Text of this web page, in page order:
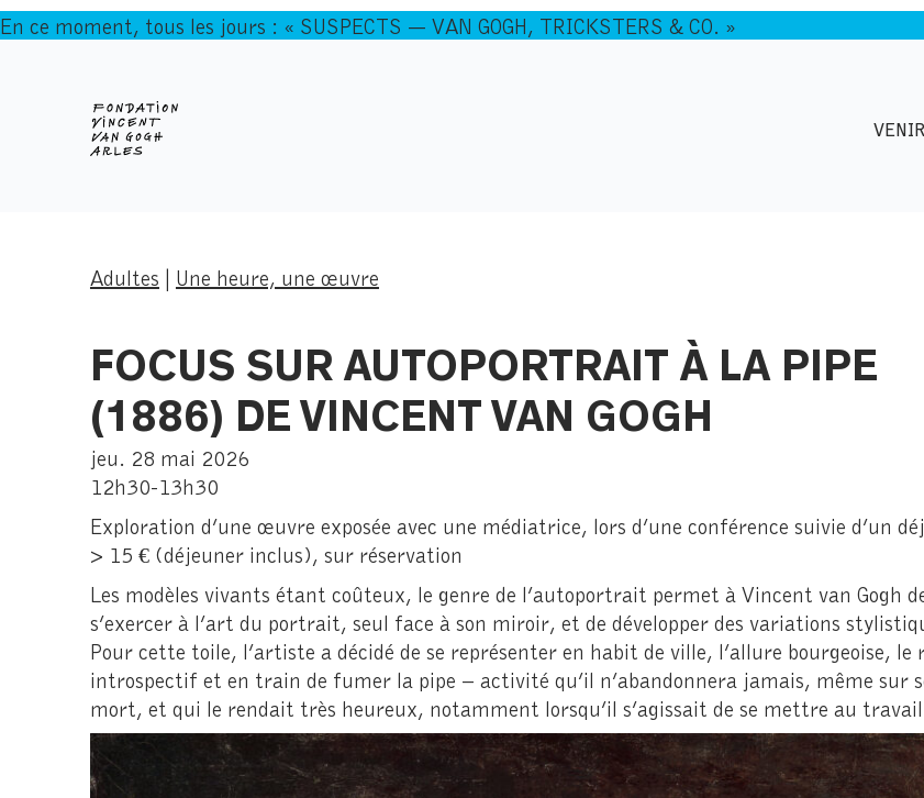
En ce moment, tous les jours : « SUSPECTS — VAN GOGH, TRICKSTERS & CO. »
VENIR
Adultes | Une heure, une œuvre
FOCUS SUR AUTOPORTRAIT À LA PIPE
(1886) DE VINCENT VAN GOGH
jeu. 28 mai 2026
12h30-13h30
Exploration d’une œuvre exposée avec une médiatrice, lors d’une conférence suivie d’un
> 15 € (déjeuner inclus), sur réservation
Les modèles vivants étant coûteux, le genre de l’autoportrait permet à Vincent van Gogh
s’exercer à l’art du portrait, seul face à son miroir, et de développer des variations
Pour cette toile, l’artiste a décidé de se représenter en habit de ville, l’allure bourgeoise, le
introspectif et en train de fumer la pipe – activité qu’il n’abandonnera jamais, même sur
mort, et qui le rendait très heureux, notamment lorsqu’il s’agissait de se mettre au